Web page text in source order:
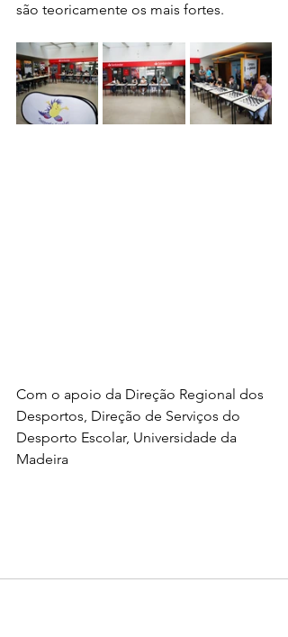
são teoricamente os mais fortes.
Com o apoio da Direção Regional dos
Desportos, Direção de Serviços do
Desporto Escolar, Universidade da
Madeira